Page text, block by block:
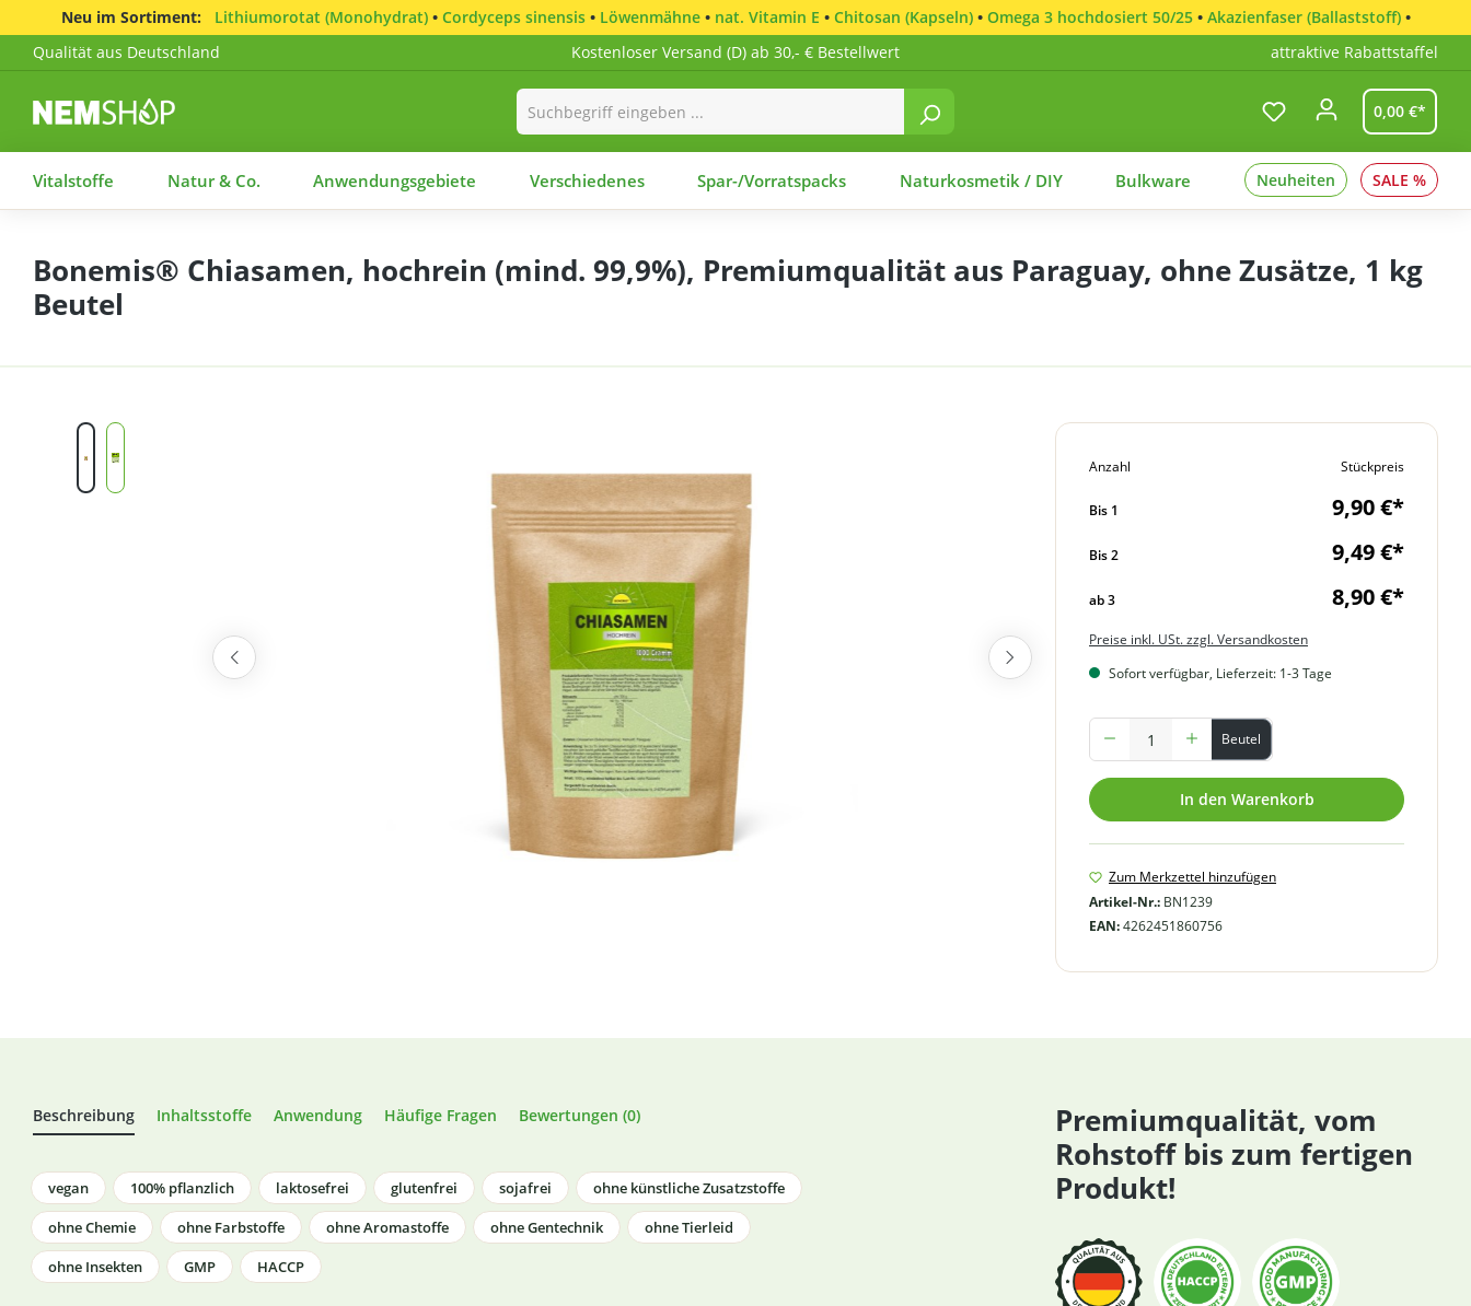
Neu im Sortiment: Lithiumorotat (Monohydrat) • Cordyceps sinensis • Löwenmähne • nat. Vitamin E • Chitosan (Kapseln) • Omega 3 hochdosiert 50/25 • Akazienfaser (Ballaststoff) •
Qualität aus Deutschland
Kostenloser Versand (D) ab 30,- € Bestellwert attraktive Rabattstaffel
0,00 €*
Vitalstoffe Natur & Co. Anwendungsgebiete Verschiedenes Spar-/Vorratspacks Naturkosmetik / DIY Neuheiten SALE %
Bulkware
Bonemis® Chiasamen, hochrein (mind. 99,9%), Premiumqualität aus Paraguay, ohne Zusätze, 1 kg
Beutel
Bildergalerie überspringen
Anzahl Stückpreis
Bis 1 9,90 €*
Bis2 9,49 €*
ab3 8,90 €*
Preise inkl. USt. zzgl. Versandkosten
Sofort verfügbar, Lieferzeit: 1-3 Tage
Produkt Anzahl: Gib den gewünschten Wert ein oder
Beutel
In den Warenkorb
Zum Merkzettel hinzufügen
Artikel-Nr.: BN1239
EAN:4262451860756
Beschreibung Inhaltsstoffe Anwendung Häufige Fragen Bewertungen (0)
vegan 100% pflanzlich laktosefrei glutenfrei sojafrei
ohne künstliche Zusatzstoffe
ohne Chemie
ohne Farbstoffe ohne Aromastoffe ohne Gentechnik
ohne Tierleid
ohne Insekten
GMP HACCP
Premiumqualität, vom
Rohstoff bis zum fertigen
Produkt!